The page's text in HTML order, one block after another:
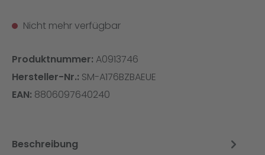
Nicht mehr verfügbar
Produktnummer: A0913746
Hersteller-Nr.: SM-A176BZBAEUE
EAN: 8806097640240
Beschreibung